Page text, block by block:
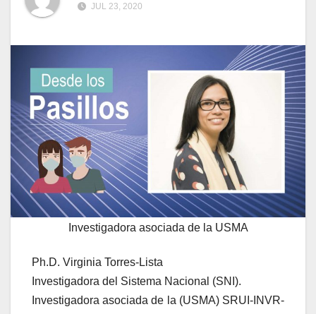
JUL 23, 2020
Investigadora asociada de la USMA
Ph.D. Virginia Torres-Lista
Investigadora del Sistema Nacional (SNI).
Investigadora asociada de la (USMA) SRUI-INVR-